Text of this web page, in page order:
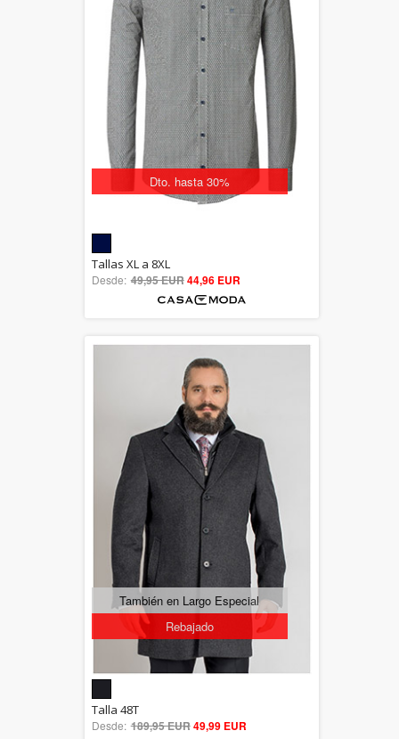
Dto. hasta 30%
5.00
out of 5
Tallas XL a 8XL
Desde: 49,95 EUR44,96 EUR
Rebajado
También en Largo Especial
out of 5
Talla 48T
Desde: 189,95 EUR49,99 EUR